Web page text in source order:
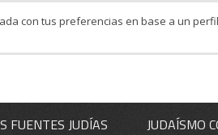
FUENTES JUDÍAS JUDAÍSMO
con tus preferencias en base a un